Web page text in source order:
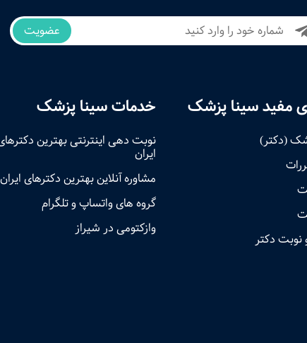
عضویت
مفید سینا پزشک
(دکتر)
نوبت دکتر
خدمات سینا پزشک
نوبت‌ دهی اینترنتی بهترین
ایران
مشاوره آنلاین بهترین دکترهای ایران
گروه های واتساپ و تلگرام
وازکتومی در شیراز